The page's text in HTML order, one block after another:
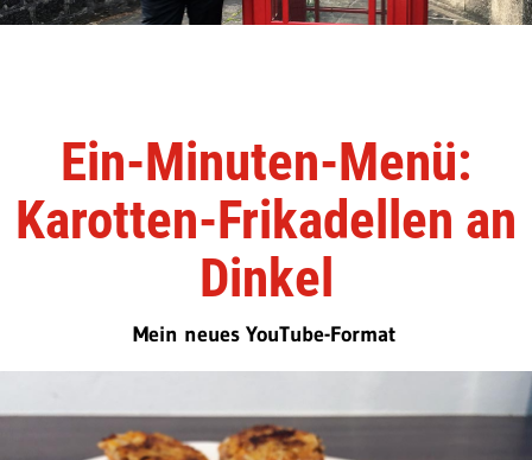
Ein-Minuten-Menü:
Karotten-Frikadellen an
Dinkel
Mein neues YouTube-Format